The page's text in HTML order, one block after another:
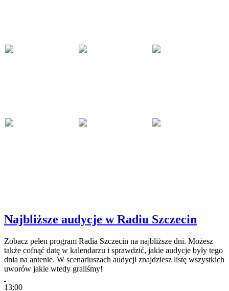
Najbliższe audycje w Radiu Szczecin
Zobacz pełen program Radia Szczecin na najbliższe dni. Możesz
także cofnąć datę w kalendarzu i sprawdzić, jakie audycje były tego
dnia na antenie. W scenariuszach audycji znajdziesz listę wszystkich
uworów jakie wtedy graliśmy!
13:00